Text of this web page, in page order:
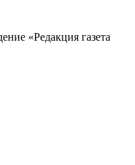
«Редакция газета